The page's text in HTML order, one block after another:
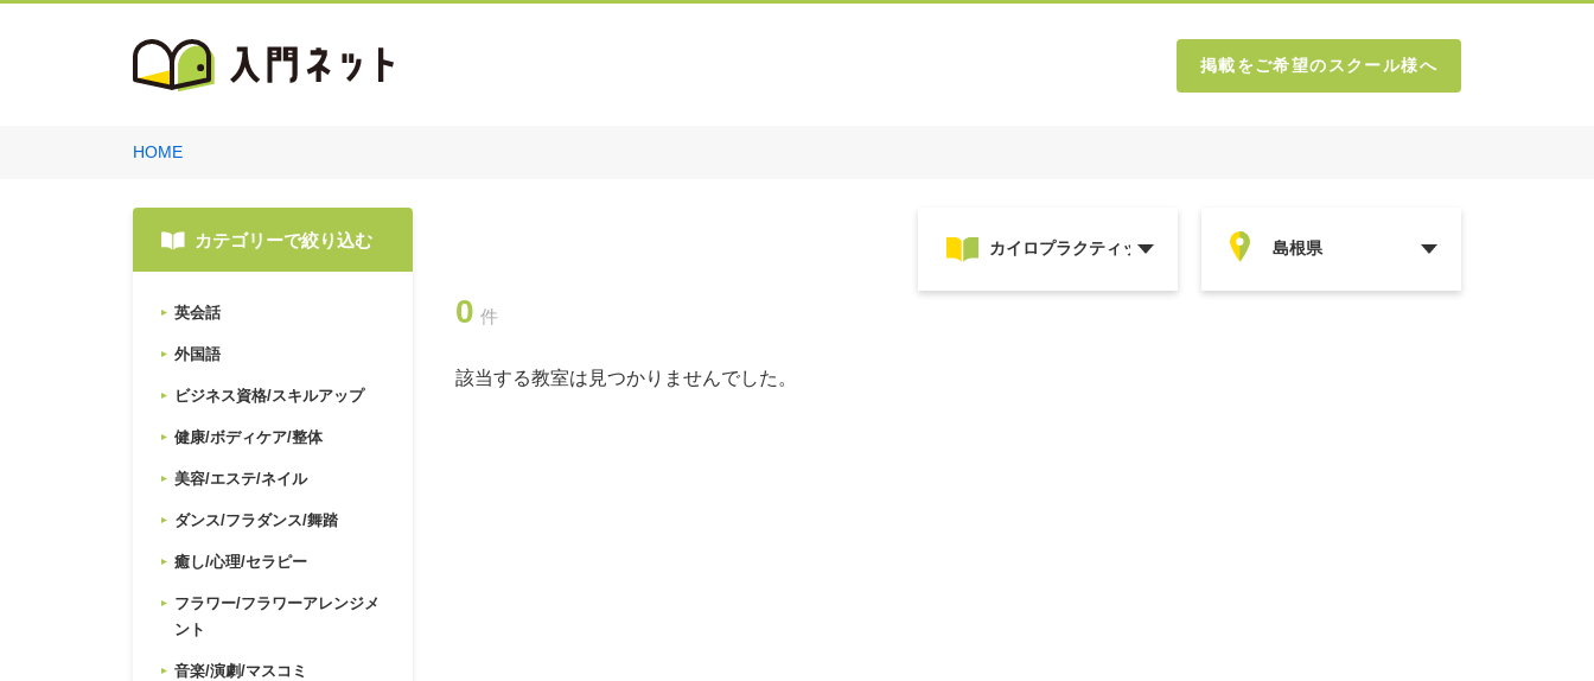
掲載をご希望のスクール様へ
HOME
カテゴリーで絞り込む
英会話
外国語
ビジネス資格/スキルアップ
健康/ボディケア/整体
美容/エステ/ネイル
ダンス/フラダンス/舞踏
癒し/心理/セラピー
フラワー/フラワーアレンジメ
ント
音楽/演劇/マスコミ
0 件
該当する教室は見つかりませんでした。